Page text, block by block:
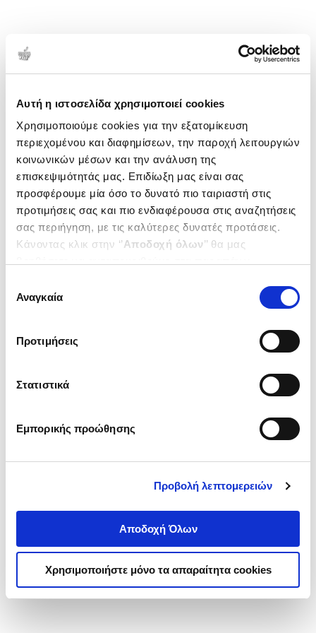
Αυτή η ιστοσελίδα χρησιμοποιεί cookies
Χρησιμοποιούμε cookies για την εξατομίκευση
περιεχομένου και διαφημίσεων, την παροχή λειτουργιών
κοινωνικών μέσων και την ανάλυση της
επισκεψιμότητάς μας. Επιδίωξη μας είναι σας
προσφέρουμε μία όσο το δυνατό πιο ταιριαστή στις
προτιμήσεις σας και πιο ενδιαφέρουσα στις αναζητήσεις
σας περιήγηση, με τις καλύτερες δυνατές προτάσεις.
Κάνοντας κλικ στην ‘’Αποδοχή όλων’’ θα μας
ενδιαφέρουν και να επιλέξετε από τα παρακάτω με την
΄΄και να ενημερωθείτε σχετικά με
συγκατάθεσης
Αναγκαία
Προτιμήσεις
Στατιστικά
Εμπορικής προώθησης
Προβολή λεπτομερειών
Αποδοχή Όλων
Χρησιμοποιήστε μόνο τα απαραίτητα cookies